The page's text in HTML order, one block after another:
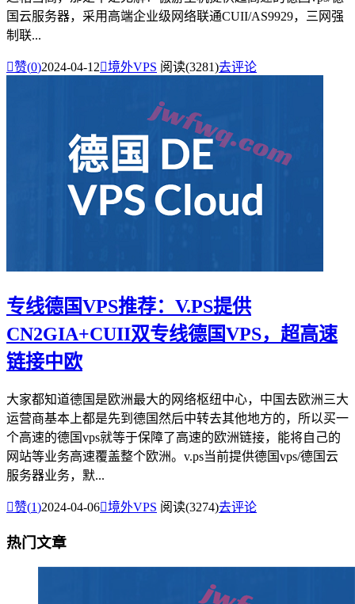
国云服务器，采用高端企业级网络联通CUII/AS9929，三网强
制联...
赞(0)2024-04-12境外VPS 阅读(3281)去评论
专线德国VPS推荐：V.PS提供
CN2GIA+CUII双专线德国VPS，超高速
链接中欧
大家都知道德国是欧洲最大的网络枢纽中心，中国去欧洲三大
运营商基本上都是先到德国然后中转去其他地方的，所以买一
个高速的德国vps就等于保障了高速的欧洲链接，能将自己的
网站等业务高速覆盖整个欧洲。v.ps当前提供德国vps/德国云
服务器业务，默...
赞(1)2024-04-06境外VPS 阅读(3274)去评论
热门文章